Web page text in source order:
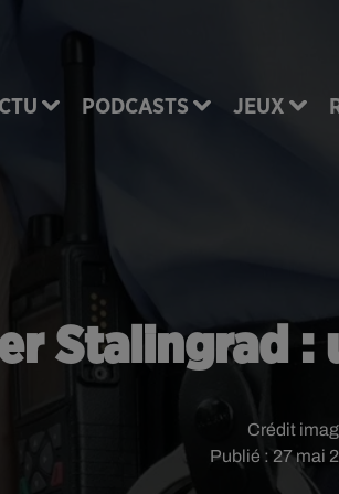
PODCASTS JEUX
Stalingrad :
Publié : 27 mai
Crédit